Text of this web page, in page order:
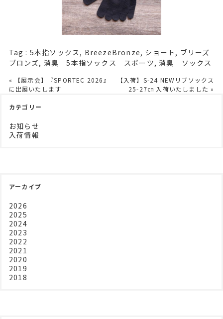
Tag : 5本指ソックス , BreezeBronze, ショート , ブリーズ
ブロンズ, 消臭 5本指ソックス スポーツ,消臭 ソックス
« 【展示会】『SPORTEC 2026』
に出展いたします
【入荷】S-24 NEWリブソックス
25-27㎝ 入荷いたしました »
カテゴリー
お知らせ
入荷情報
アーカイブ
2026
2025
2024
2023
2022
2021
2020
2019
2018